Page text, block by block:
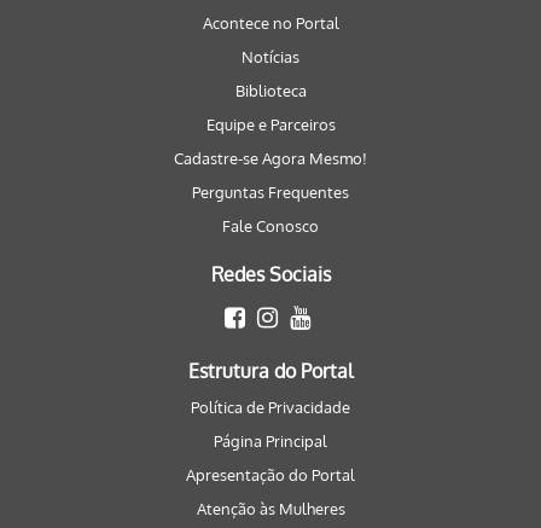
Acontece no Portal
Notícias
Biblioteca
Equipe e Parceiros
Cadastre-se Agora Mesmo!
Perguntas Frequentes
Fale Conosco
Redes Sociais
Estrutura do Portal
Política de Privacidade
Página Principal
Apresentação do Portal
Atenção às Mulheres